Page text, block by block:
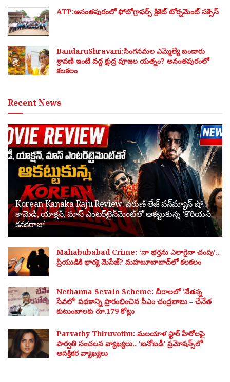
ATP:అనంతపురంలో ఫోటోగ్రాఫర్స్ క్రికెట్ టోర్నమెంట్ సక్సెస్
BandaruShravani:సింగనమల ఎమ్మెల్యే బండారు
శ్రావణి ఇంటి వద్ద క్షుద్ర పూజల యత్నం? అనంతపురంలో
కలకలం
Recent News
Korean Kanaka Raju Review: వరుణ్ తేజ్ వన్‌మ్యాన్ షో..
కామెడీ, యాక్షన్, మాస్ ఎంటర్‌టైన్‌మెంట్‌తో ఆకట్టుకున్న ‘కొరియన్
కనకరాజు’
Mahabubabad Crime: ‘నా భర్తను ఎలాగైనా చంపు’..
ప్రియుడికి భార్య మెసేజ్? మహబూబాబాద్‌లో కలకలం
Nethanna Sevalo Scheme: చీరాలలో ‘నేతన్న
సేవలో’ పథకాన్ని ప్రారంభించిన సీఎం చంద్రబాబు – చేనేత
కుటుంబాలకు రూ.179 కోట్లు
Parvathy Thiruvothu: మలయాళ స్టార్ హీరోలపై
పార్వతి సంచలన వ్యాఖ్యలు.. ‘ఐనోబడీ’ ప్రమోషన్స్‌లో
ఆసక్తికర వ్యాఖ్యలు